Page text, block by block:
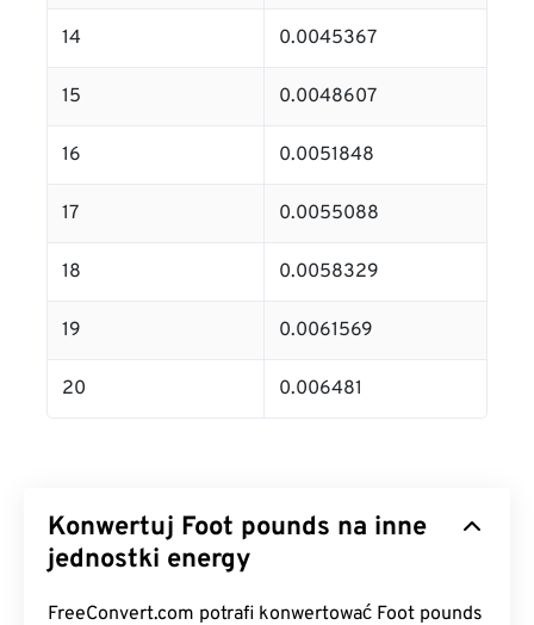
14 0.0045367
15 0.0048607
16 0.0051848
17 0.0055088
18 0.0058329
19 0.0061569
20 0.006481
Konwertuj Foot pounds na inne
jednostki energy
FreeConvert.com potrafi konwertować Foot pounds